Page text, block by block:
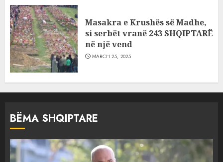
Masakra e Krushës së Madhe,
si serbët vranë 243 SHQIPTARË
në një vend
MARCH 25, 2025
BËMA SHQIPTARE